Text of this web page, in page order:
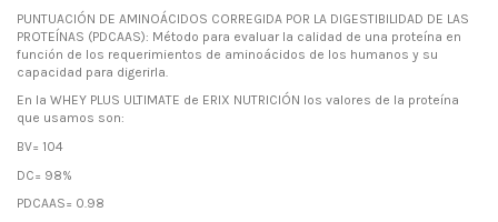
PUNTUACIÓN DE AMINOÁCIDOS CORREGIDA POR LA DIGESTIBILIDAD DE LAS
PROTEÍNAS (PDCAAS): Método para evaluar la calidad de una proteína en
función de los requerimientos de aminoácidos de los humanos y su
capacidad para digerirla.
En la WHEY PLUS ULTIMATE de ERIX NUTRICIÓN los valores de la proteína
que usamos son:
BV= 104
DC= 98%
PDCAAS= 0.98